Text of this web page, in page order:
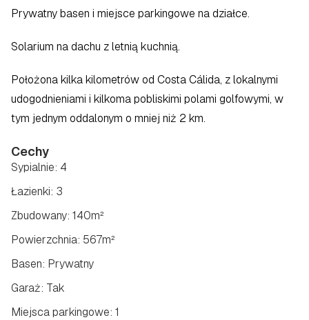
Prywatny basen i miejsce parkingowe na działce.
Solarium na dachu z letnią kuchnią.
Położona kilka kilometrów od Costa Cálida, z lokalnymi
udogodnieniami i kilkoma pobliskimi polami golfowymi, w
tym jednym oddalonym o mniej niż 2 km.
Cechy
Łazienki: 3
Zbudowany: 140m²
Sypialnie: 4
Powierzchnia: 567m²
Basen: Prywatny
Garaż: Tak
Miejsca parkingowe: 1